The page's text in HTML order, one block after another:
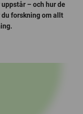
– och hur de
forskning om allt